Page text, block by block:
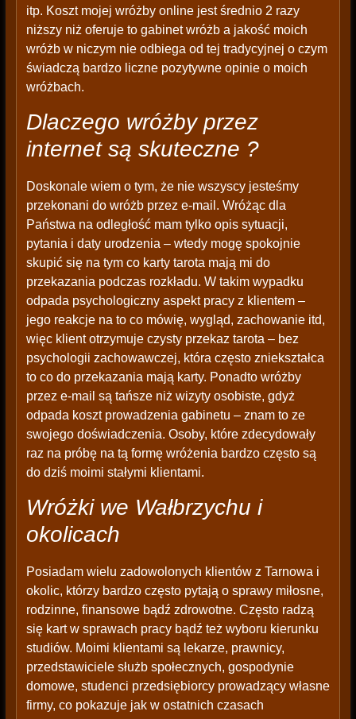
itp. Koszt mojej wróżby online jest średnio 2 razy
niższy niż oferuje to gabinet wróżb a jakość moich
wróżb w niczym nie odbiega od tej tradycyjnej o czym
świadczą bardzo liczne pozytywne opinie o moich
wróżbach.
Dlaczego wróżby przez
internet są skuteczne ?
Doskonale wiem o tym, że nie wszyscy jesteśmy
przekonani do wróżb przez e-mail. Wróżąc dla
Państwa na odległość mam tylko opis sytuacji,
pytania i daty urodzenia – wtedy mogę spokojnie
skupić się na tym co karty tarota mają mi do
przekazania podczas rozkładu. W takim wypadku
odpada psychologiczny aspekt pracy z klientem –
jego reakcje na to co mówię, wygląd, zachowanie itd,
więc klient otrzymuje czysty przekaz tarota – bez
psychologii zachowawczej, która często zniekształca
to co do przekazania mają karty. Ponadto wróżby
przez e-mail są tańsze niż wizyty osobiste, gdyż
odpada koszt prowadzenia gabinetu – znam to ze
swojego doświadczenia. Osoby, które zdecydowały
raz na próbę na tą formę wróżenia bardzo często są
do dziś moimi stałymi klientami.
Wróżki we Wałbrzychu i
okolicach
Posiadam wielu zadowolonych klientów z Tarnowa i
okolic, którzy bardzo często pytają o sprawy miłosne,
rodzinne, finansowe bądź zdrowotne. Często radzą
się kart w sprawach pracy bądź też wyboru kierunku
studiów. Moimi klientami są lekarze, prawnicy,
przedstawiciele służb społecznych, gospodynie
domowe, studenci przedsiębiorcy prowadzący własne
firmy, co pokazuje jak w ostatnich czasach